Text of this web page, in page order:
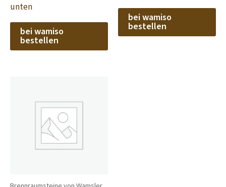
unten
bei wamiso
bestellen
bei wamiso
bestellen